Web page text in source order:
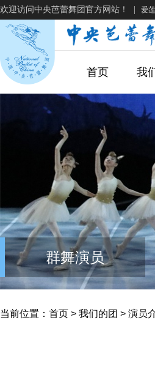
欢迎访问中央芭蕾舞团官方网站！ 爱
首页 我
群舞演员
当前位置： 首页 > 我们的团 > 演员